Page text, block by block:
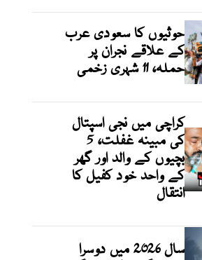
حوثیوں کا سعودی عرب
کے علاقے نجران پر
حملہ، 11 شہری زخمی
کراچی میں نجی اسپتال
کی مبینہ غفلت، 5
بچیوں کے والد اور گھر
کے واحد خود کفیل کا
انتقال
سال 2026 میں دوسرا